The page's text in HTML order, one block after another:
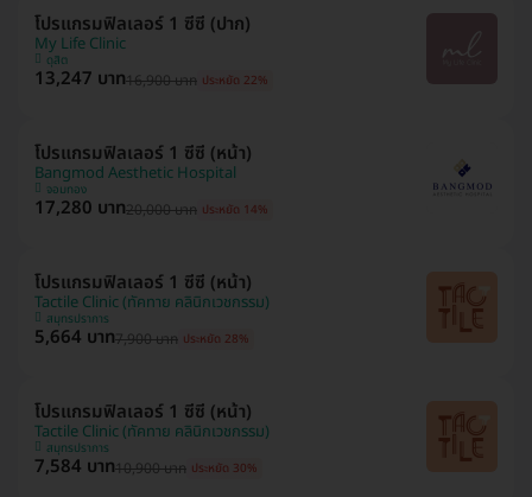
โปรแกรมฟิลเลอร์ 1 ซีซี (ปาก)
My Life Clinic
ดุสิต
13,247 บาท16,900 บาท ประหยัด 22%
โปรแกรมฟิลเลอร์ 1 ซีซี (หน้า)
Bangmod Aesthetic Hospital
จอมทอง
17,280 บาท20,000 บาท ประหยัด 14%
โปรแกรมฟิลเลอร์ 1 ซีซี (หน้า)
Tactile Clinic (ทัคทาย คลินิกเวชกรรม)
สมุทรปราการ
5,664 บาท7,900 บาท ประหยัด 28%
โปรแกรมฟิลเลอร์ 1 ซีซี (หน้า)
Tactile Clinic (ทัคทาย คลินิกเวชกรรม)
สมุทรปราการ
7,584 บาท10,900 บาท ประหยัด 30%